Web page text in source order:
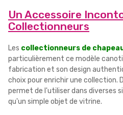
Un Accessoire
Collectionneurs
Les collectionneurs de
particulièrement ce modèle
fabrication et son design
choix pour enrichir une collection.
permet de l'utiliser dans diverses
qu'un simple objet de vitrine.